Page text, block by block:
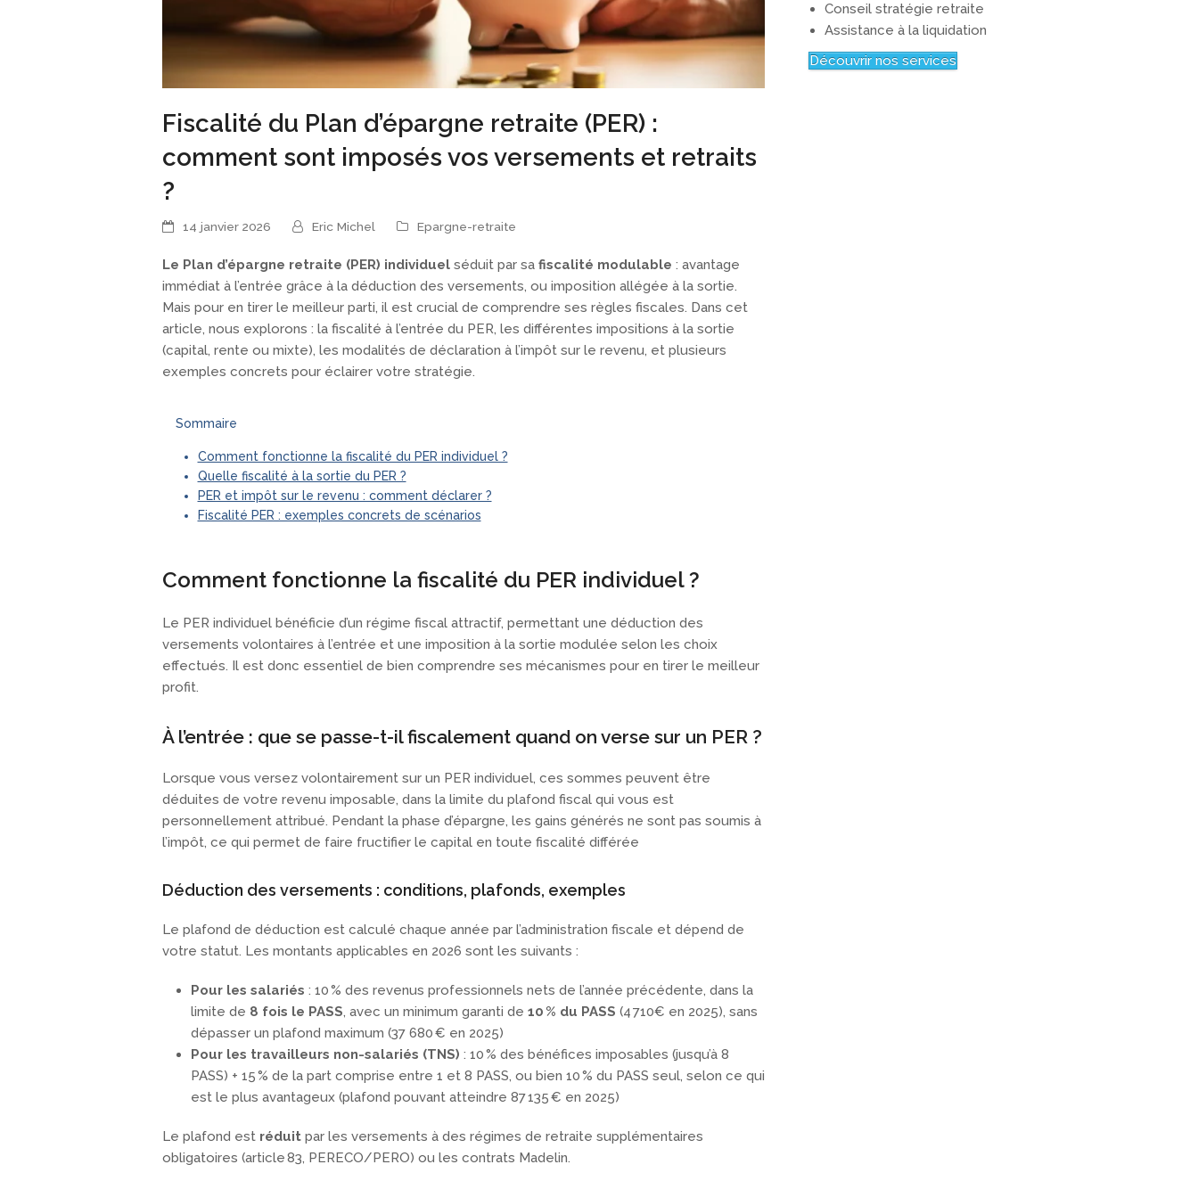
Fiscalité du Plan d’épargne retraite (PER) :
comment sont imposés vos versements et retraits
?
14 janvier 2026 Eric Michel Epargne-retraite
Le Plan d’épargne retraite (PER) individuel séduit par sa fiscalité modulable : avantage
immédiat à l’entrée grâce à la déduction des versements, ou imposition allégée à la sortie.
Mais pour en tirer le meilleur parti, il est crucial de comprendre ses règles fiscales. Dans cet
article, nous explorons : la fiscalité à l’entrée du PER, les différentes impositions à la sortie
(capital, rente ou mixte), les modalités de déclaration à l’impôt sur le revenu, et plusieurs
exemples concrets pour éclairer votre stratégie.
Sommaire
Comment fonctionne la fiscalité du PER individuel ?
Quelle fiscalité à la sortie du PER ?
PER et impôt sur le revenu : comment déclarer ?
Fiscalité PER : exemples concrets de scénarios
Comment fonctionne la fiscalité du PER individuel ?
Le PER individuel bénéficie d’un régime fiscal attractif, permettant une déduction des
versements volontaires à l’entrée et une imposition à la sortie modulée selon les choix
effectués. Il est donc essentiel de bien comprendre ses mécanismes pour en tirer le meilleur
profit.
À l’entrée : que se passe-t-il fiscalement quand on verse sur un PER ?
Lorsque vous versez volontairement sur un PER individuel, ces sommes peuvent être
déduites de votre revenu imposable, dans la limite du plafond fiscal qui vous est
personnellement attribué. Pendant la phase d’épargne, les gains générés ne sont pas soumis à
l’impôt, ce qui permet de faire fructifier le capital en toute fiscalité différée
Déduction des versements : conditions, plafonds, exemples
Le plafond de déduction est calculé chaque année par l’administration fiscale et dépend de
votre statut. Les montants applicables en 2026 sont les suivants :
Pour les salariés : 10 % des revenus professionnels nets de l’année précédente, dans la
limite de 8 fois le PASS, avec un minimum garanti de 10 % du PASS (4 710€ en 2025), sans
dépasser un plafond maximum (37 680 € en 2025)
Pour les travailleurs non-salariés (TNS) : 10 % des bénéfices imposables (jusqu’à 8
PASS) + 15 % de la part comprise entre 1 et 8 PASS, ou bien 10 % du PASS seul, selon ce qui
est le plus avantageux (plafond pouvant atteindre 87 135 € en 2025)
Le plafond est réduit par les versements à des régimes de retraite supplémentaires
obligatoires (article 83, PERECO/PERO) ou les contrats Madelin.
Conseil stratégie retraite
Assistance à la liquidation
Découvrir nos services